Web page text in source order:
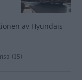
av Hyundais
(15)